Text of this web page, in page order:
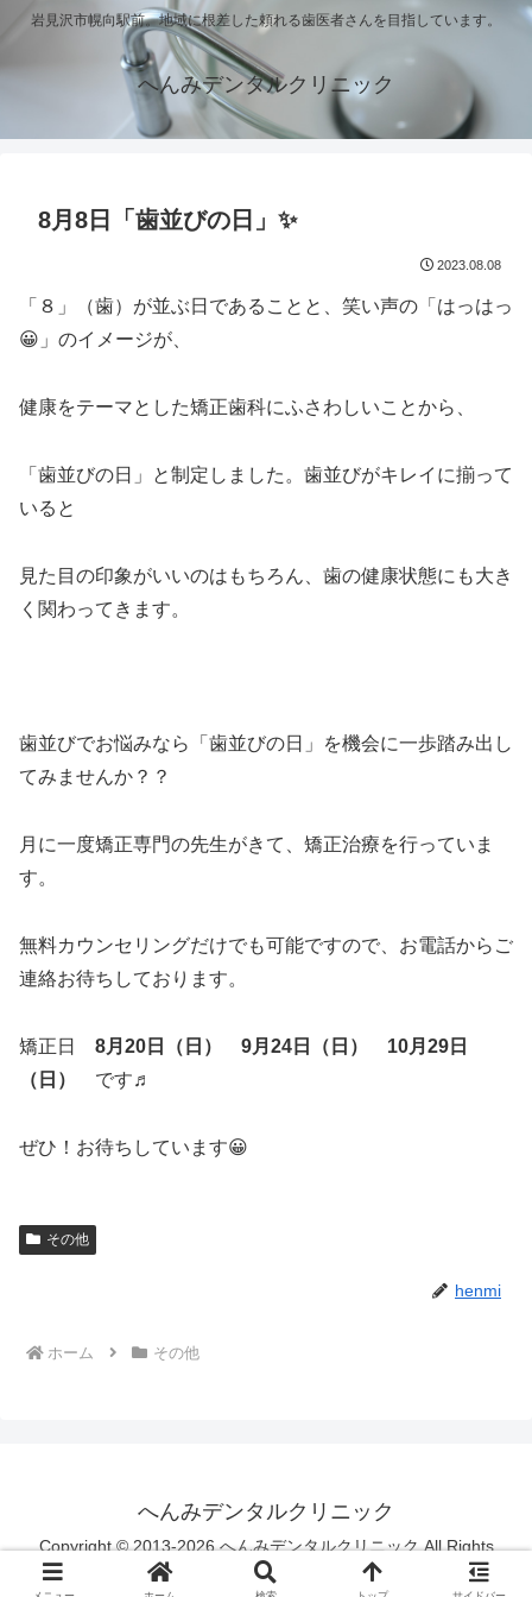
岩見沢市幌向駅前。地域に根差した頼れる歯医者さんを目指しています。
へんみデンタルクリニック
8月8日「歯並びの日」✨
2023.08.08
「８」（歯）が並ぶ日であることと、笑い声の「はっはっ
😀」のイメージが、
健康をテーマとした矯正歯科にふさわしいことから、
「歯並びの日」と制定しました。歯並びがキレイに揃って
いると
見た目の印象がいいのはもちろん、歯の健康状態にも大き
く関わってきます。
歯並びでお悩みなら「歯並びの日」を機会に一歩踏み出し
てみませんか？？
月に一度矯正専門の先生がきて、矯正治療を行っていま
す。
無料カウンセリングだけでも可能ですので、お電話からご
連絡お待ちしております。
矯正日 8月20日（日）
9月24日（日） 10月29日
（日）
です♬
ぜひ！お待ちしています😀
その他
henmi
ホーム その他
へんみデンタルクリニック
Copyright © 2013-2026 へんみデンタルクリニック All Rights
Reserved.